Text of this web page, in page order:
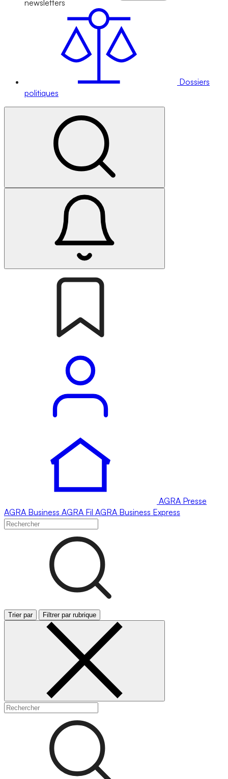
newsletters
Dossiers
politiques
AGRA Presse
AGRA Business AGRA Fil AGRA Business Express
Trier par Filtrer par rubrique